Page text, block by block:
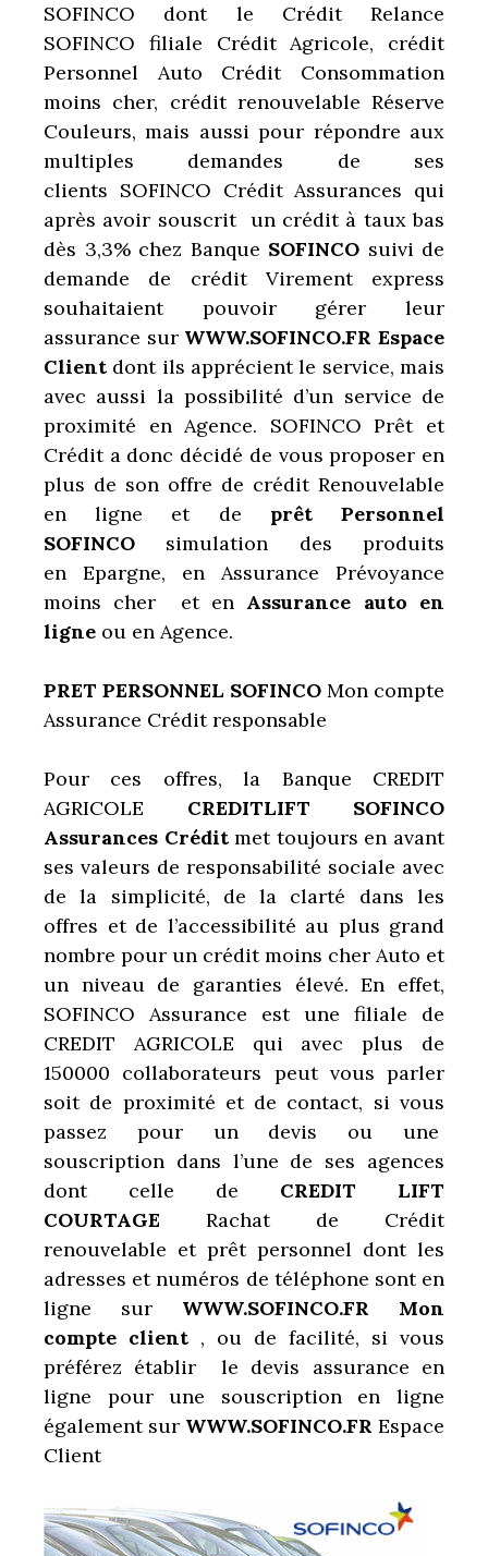
SOFINCO dont le Crédit Relance
SOFINCO filiale Crédit Agricole, crédit
Personnel Auto Crédit Consommation
moins cher, crédit renouvelable Réserve
Couleurs, mais aussi pour répondre aux
multiples demandes de ses
clients SOFINCO Crédit Assurances qui
après avoir souscrit un crédit à taux bas
dès 3,3% chez Banque SOFINCO suivi de
demande de crédit Virement express
souhaitaient pouvoir gérer leur
assurance sur WWW.SOFINCO.FR Espace
Client dont ils apprécient le service, mais
avec aussi la possibilité d’un service de
proximité en Agence. SOFINCO Prêt et
Crédit a donc décidé de vous proposer en
plus de son offre de crédit Renouvelable
en ligne et de prêt Personnel
SOFINCO simulation des produits
en Epargne, en Assurance Prévoyance
moins cher et en Assurance auto en
ligne ou en Agence.
PRET PERSONNEL SOFINCO Mon compte
Assurance Crédit responsable
Pour ces offres, la Banque CREDIT
AGRICOLE CREDITLIFT
SOFINCO
Assurances Créditmet toujours en avant
ses valeurs de responsabilité sociale avec
de la simplicité, de la clarté dans les
offres et de l’accessibilité au plus grand
nombre pour un crédit moins cher Auto et
un niveau de garanties élevé. En effet,
SOFINCO Assurance est une filiale de
CREDIT AGRICOLE qui avec plus de
150000 collaborateurs peut vous parler
soit de proximité et de contact, si vous
passez pour un devis ou une
souscription dans l’une de ses agences
dont celle de CREDIT LIFT
COURTAGE Rachat de Crédit
renouvelable et prêt personnel dont les
adresses et numéros de téléphone sont en
ligne sur WWW.SOFINCO.FR Mon
compte client , ou de facilité, si vous
préférez établir le devis assurance en
ligne pour une souscription en ligne
également sur WWW.SOFINCO.FR Espace
Client